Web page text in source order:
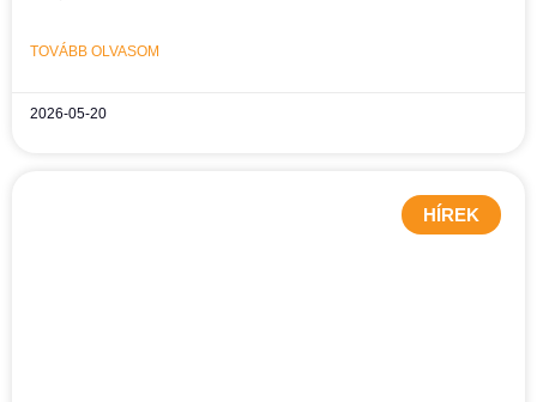
TOVÁBB OLVASOM
2026-05-20
HÍREK